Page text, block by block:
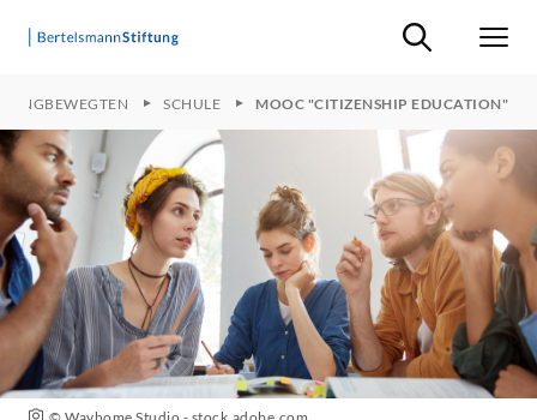
Suche ein-/
JUNGBEWEGTEN SCHULE MOOC "CITIZENSHIP EDUCATION"